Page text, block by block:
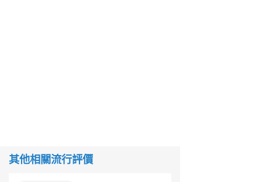
其他相關流行評價